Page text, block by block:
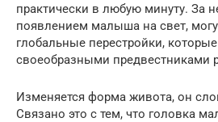
практически в любую минуту. За
появлением малыша на свет,
глобальные перестройки,
своеобразными предвестниками
Изменяется форма живота, он
Связано это с тем, что головка